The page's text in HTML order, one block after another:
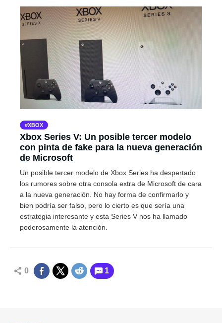
XBOX
Xbox Series V: Un posible tercer modelo
con pinta de fake para la nueva generación
de Microsoft
Un posible tercer modelo de Xbox Series ha despertado
los rumores sobre otra consola extra de Microsoft de cara
a la nueva generación. No hay forma de confirmarlo y
bien podría ser falso, pero lo cierto es que sería una
estrategia interesante y esta Series V nos ha llamado
poderosamente la atención.
0 1